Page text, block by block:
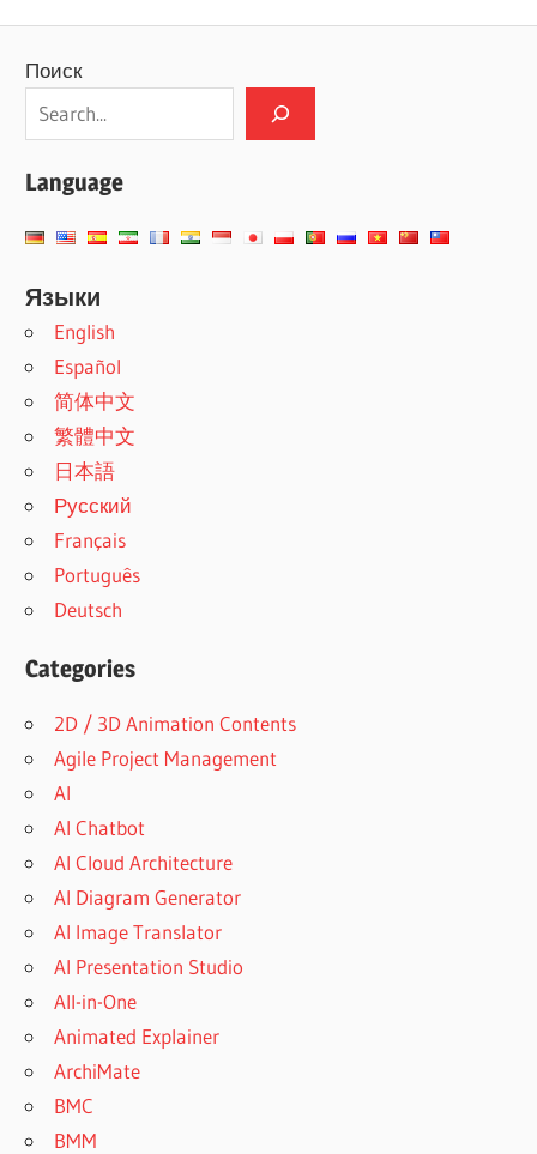
Поиск
Language
Языки
English
Español
简体中文
繁體中文
日本語
Русский
Français
Português
Deutsch
Categories
2D / 3D Animation Contents
Agile Project Management
AI
AI Chatbot
AI Cloud Architecture
AI Diagram Generator
AI Image Translator
AI Presentation Studio
All-in-One
Animated Explainer
ArchiMate
BMC
BMM